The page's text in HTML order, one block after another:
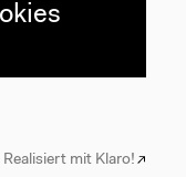
Realisiert mit Klaro!